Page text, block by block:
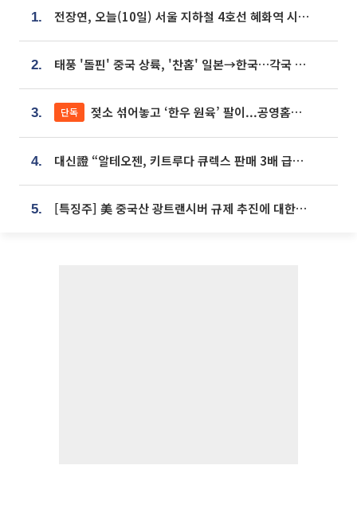
1. 전장연, 오늘(10일) 서울 지하철 4호선 혜화역 시위…1호선 용산역 무정차
2. 태풍 '돌핀' 중국 상륙, '찬홈' 일본→한국…각국 기상청 예상 경로는?
3. 단독 젖소 섞어놓고 ‘한우 원육’ 팔이...공영홈쇼핑 표기·검증 구멍
4. 대신證 “알테오젠, 키트루다 큐렉스 판매 3배 급증…목표가 41만원 상향”
5. [특징주] 美 중국산 광트랜시버 규제 추진에 대한광통신 등 광통신株 강세